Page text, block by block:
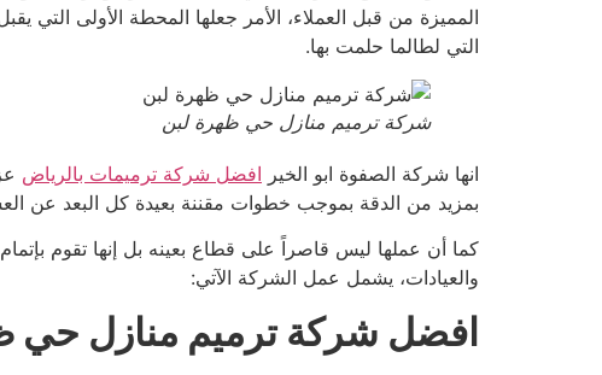
المميزة من قبل العملاء، الأمر جعلها المحطة الأولى التي
التي لطالما حلمت بها.
شركة ترميم منازل حي ظهرة لبن
انها شركة الصفوة ابو الخير افضل شركة ترميمات بالرياض
بمزيد من الدقة بموجب خطوات مقننة بعيدة كل البعد عن
كما أن عملها ليس قاصراً على قطاع بعينه بل إنها تقوم
والعيادات، يشمل عمل الشركة الآتي:
افضل شركة ترميم منازل حي